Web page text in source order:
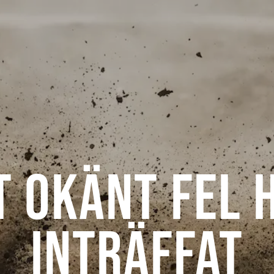
okänt fel
inträffat